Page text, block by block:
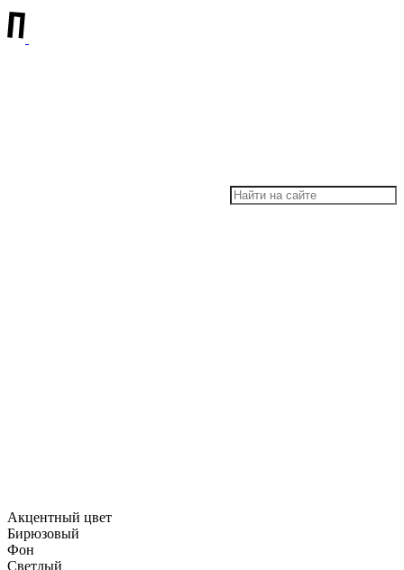
Акцентный цвет
Бирюзовый
Фон
Светлый